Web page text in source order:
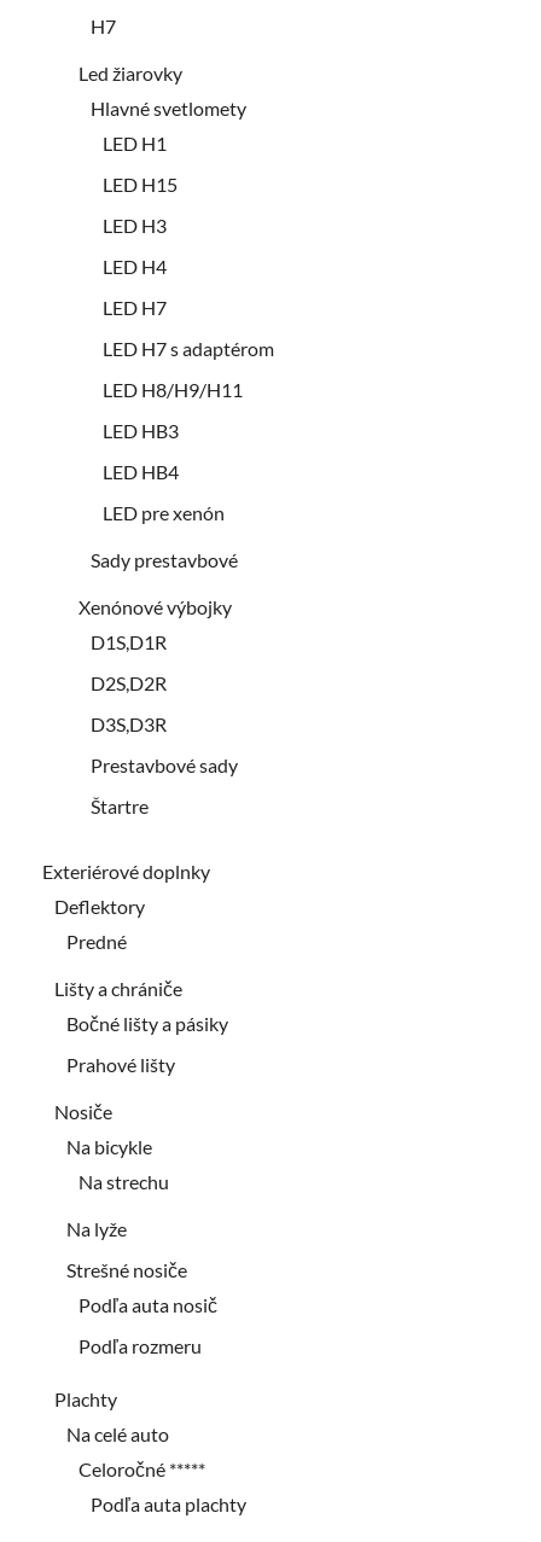
H7
Led žiarovky
Hlavné svetlomety
LED H1
LED H15
LED H3
LED H4
LED H7
LED H7 s adaptérom
LED H8/H9/H11
LED HB3
LED HB4
LED pre xenón
Sady prestavbové
Xenónové výbojky
D1S,D1R
D2S,D2R
D3S,D3R
Prestavbové sady
Štartre
Exteriérové doplnky
Deflektory
Predné
Lišty a chrániče
Bočné lišty a pásiky
Prahové lišty
Nosiče
Na bicykle
Na strechu
Na lyže
Strešné nosiče
Podľa auta nosič
Podľa rozmeru
Plachty
Na celé auto
Celoročné *****
Podľa auta plachty